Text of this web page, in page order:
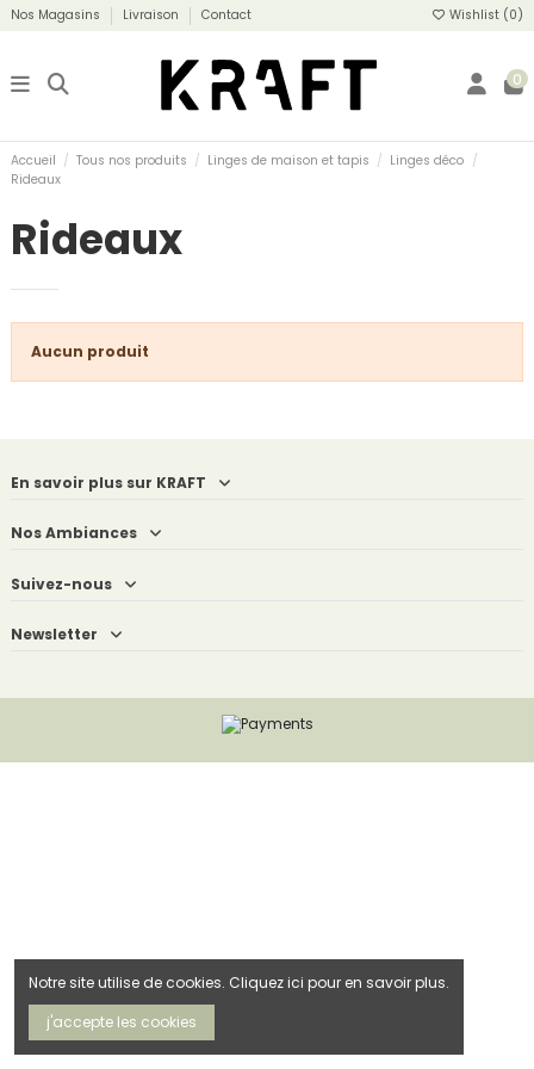
Nos Magasins Livraison Contact Wishlist (0)
0
Accueil Tous nos produits Linges de maison et tapis
Linges déco
Rideaux
Rideaux
Aucun produit
En savoir plus sur KRAFT
Nos Ambiances
Suivez-nous
Newsletter
Notre site utilise de cookies. Cliquez ici pour en savoir plus.
j'accepte les cookies